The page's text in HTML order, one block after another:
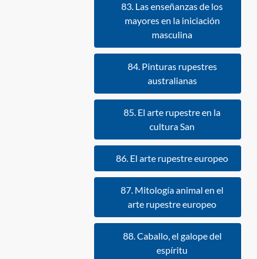
83. Las enseñanzas de los
mayores en la iniciación
masculina
84. Pinturas rupestres
australianas
85. El arte rupestre en la
cultura San
86. El arte rupestre europeo
87. Mitología animal en el
arte rupestre europeo
88. Caballo, el galope del
espíritu